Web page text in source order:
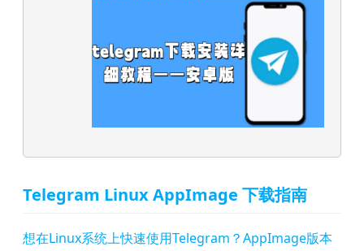
Telegram Linux AppImage 下载指南
想在Linux系统上快速使用Telegram？AppImage版本